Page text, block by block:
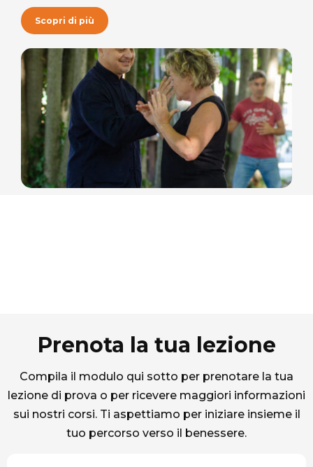
Scopri di più
Prenota la tua lezione
Compila il modulo qui sotto per prenotare la tua
lezione di prova o per ricevere maggiori informazioni
sui nostri corsi. Ti aspettiamo per iniziare insieme il
tuo percorso verso il benessere.